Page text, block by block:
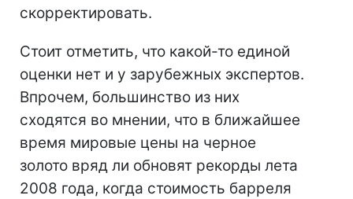
скорректировать.
Стоит отметить, что какой-то единой
оценки нет и у зарубежных экспертов.
Впрочем, большинство из них
сходятся во мнении, что в ближайшее
время мировые цены на черное
золото вряд ли обновят рекорды лета
2008 года, когда стоимость барреля